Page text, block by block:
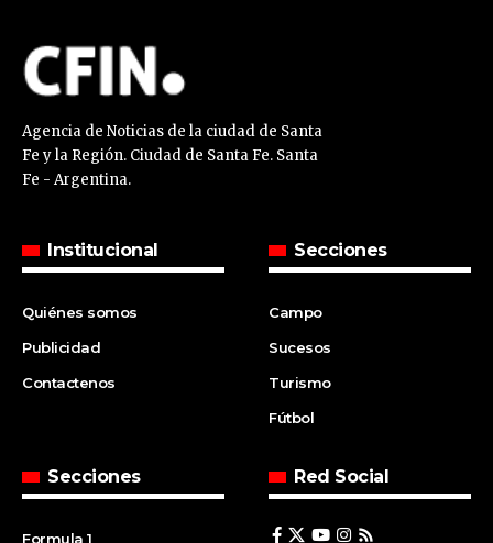
Agencia de Noticias de la ciudad de Santa
Fe y la Región. Ciudad de Santa Fe. Santa
Fe - Argentina.
Institucional
Quiénes somos
Publicidad
Contactenos
Secciones
Campo
Sucesos
Turismo
Fútbol
Secciones
Formula 1
Red Social